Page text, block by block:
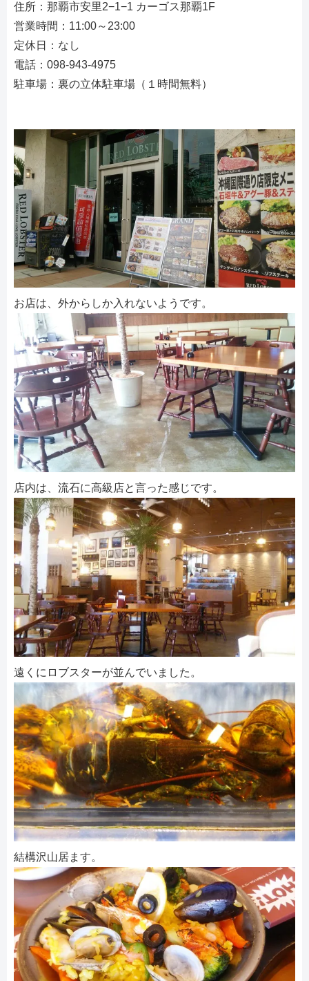
住所：那覇市安里2−1−1 カーゴス那覇1F
営業時間：11:00～23:00
定休日：なし
電話：098-943-4975
駐車場：裏の立体駐車場（１時間無料）
お店は、外からしか入れないようです。
店内は、流石に高級店と言った感じです。
遠くにロブスターが並んでいました。
結構沢山居ます。